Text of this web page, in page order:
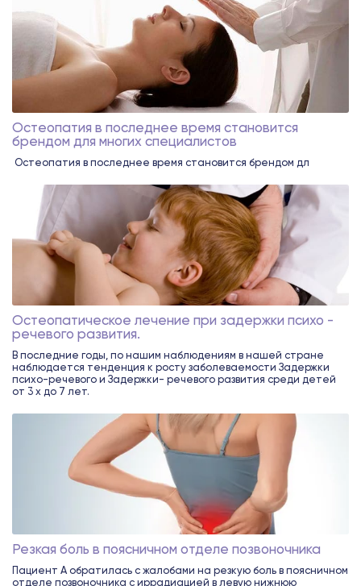
Остеопатия в последнее время становится
брендом для многих специалистов
Остеопатия в последнее время становится брендом дл
Остеопатическое лечение при задержки психо -
речевого развития.
В последние годы, по нашим наблюдениям в нашей стране
наблюдается тенденция к росту заболеваемости Задержки
психо-речевого и Задержки- речевого развития среди детей
от 3 х до 7 лет.
Резкая боль в поясничном отделе позвоночника
Пациент А обратилась с жалобами на резкую боль в поясничном
отделе позвоночника с иррадиацией в левую нижнюю